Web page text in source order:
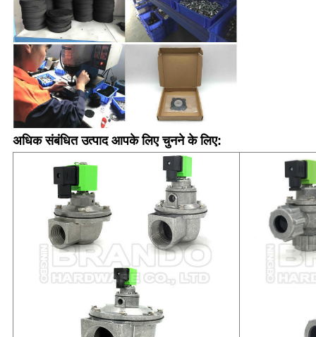
अधिक संबंधित उत्पाद आपके लिए चुनने के लिए: